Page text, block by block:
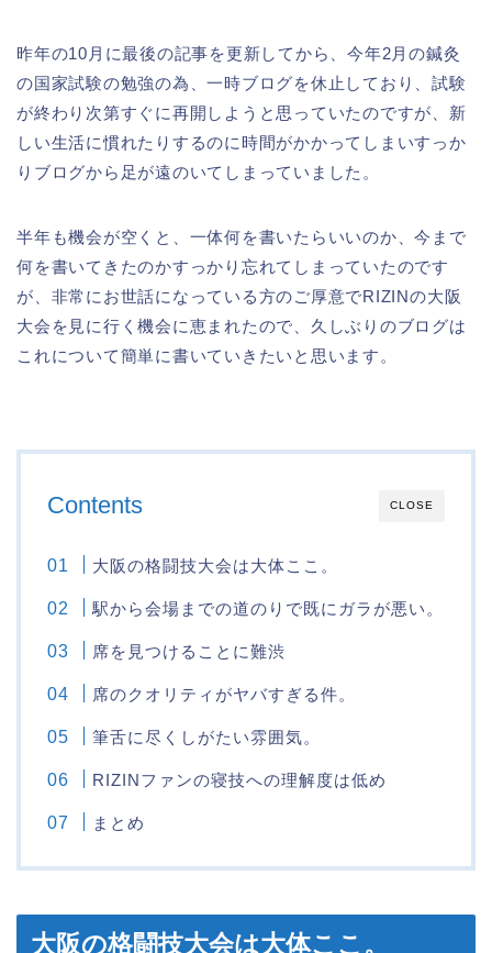
昨年の10月に最後の記事を更新してから、今年2月の鍼灸
の国家試験の勉強の為、一時ブログを休止しており、試験
が終わり次第すぐに再開しようと思っていたのですが、新
しい生活に慣れたりするのに時間がかかってしまいすっか
りブログから足が遠のいてしまっていました。
半年も機会が空くと、一体何を書いたらいいのか、今まで
何を書いてきたのかすっかり忘れてしまっていたのです
が、非常にお世話になっている方のご厚意でRIZINの大阪
大会を見に行く機会に恵まれたので、久しぶりのブログは
これについて簡単に書いていきたいと思います。
CLOSE
Contents
大阪の格闘技大会は大体ここ。
駅から会場までの道のりで既にガラが悪い。
席を見つけることに難渋
席のクオリティがヤバすぎる件。
筆舌に尽くしがたい雰囲気。
RIZINファンの寝技への理解度は低め
まとめ
大阪の格闘技大会は大体ここ。